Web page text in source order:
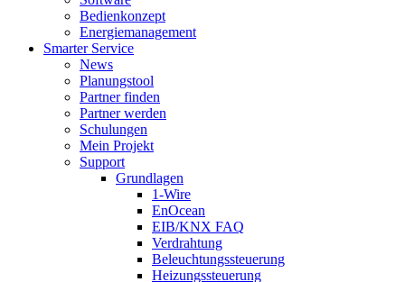
Bedienkonzept
Energiemanagement
Smarter Service
News
Planungstool
Partner finden
Partner werden
Schulungen
Mein Projekt
Support
Grundlagen
1-Wire
EnOcean
EIB/KNX FAQ
Verdrahtung
Beleuchtungssteuerung
Heizungssteuerung